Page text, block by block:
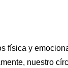
física y
nuestro